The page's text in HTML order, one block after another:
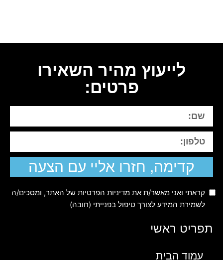
לייעוץ מהיר השאירו
פרטים:
קראתי ואני מאשר/ת את מדיניות הפרטיות של האתר, ומסכים/ה
לשמירת המידע לצורך טיפול בפנייתי (חובה)
קדימה, חזרו אליי עם הצעה
תפריט ראשי
עמוד הבית